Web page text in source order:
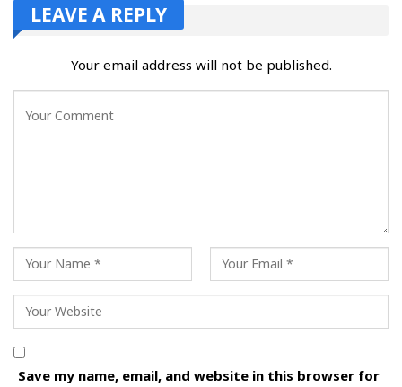
LEAVE A REPLY
Your email address will not be published.
Save my name, email, and website in this browser for